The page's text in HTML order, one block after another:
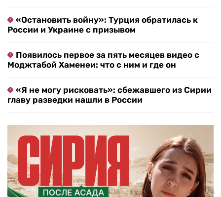
«Остановить войну»: Турция обратилась к
России и Украине с призывом
Появилось первое за пять месяцев видео с
Моджтабой Хаменеи: что с ним и где он
«Я не могу рисковать»: сбежавшего из Сирии
главу разведки нашли в России